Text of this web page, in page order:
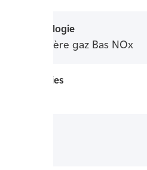
Technologie
Chaudière gaz Bas NOx
Garanties